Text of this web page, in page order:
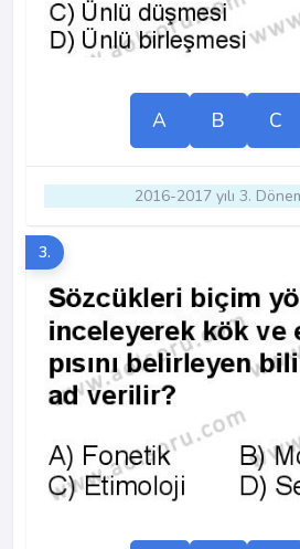
A B C
2016-2017 yılı 3.
3.